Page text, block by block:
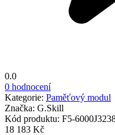
0.0
0 hodnocení
Kategorie: Paměťový modul
Značka: G.Skill
Kód produktu: F5-
18 183 Kč